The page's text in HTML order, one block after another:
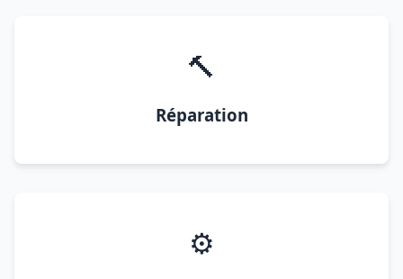
🔨
Réparation
⚙️